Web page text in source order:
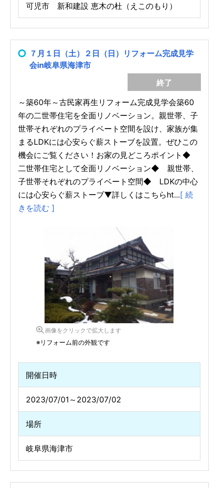
可児市 新和建設 恵木の杜（えこのもり）
７月１日（土）２日（日）リフォーム完成見学
会in岐阜県海津市
終了
～築60年～古民家再生リフォーム完成見学会築60
年の二世帯住宅を全面リノベーション。親世帯、子
世帯それぞれのプライベート空間を設け、家族が集
まるLDKには心安らぐ薪ストーブを設置。ぜひこの
機会にご覧ください！お家の見どころポイント◆
二世帯住宅として全面リノベーション◆ 親世帯、
子世帯それぞれのプライベート空間◆ LDKの中心
には心安らぐ薪ストーブ▼詳しくはこちらht...[ 続
きを読む ]
画像をクリックで拡大します
※リフォーム前の外観です
開催日時
2023/07/01～2023/07/02
場所
岐阜県海津市